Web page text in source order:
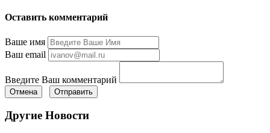
Оставить комментарий
Ваше имя
Ваш email
Введите Ваш комментарий
Отмена Отправить
Другие Новости